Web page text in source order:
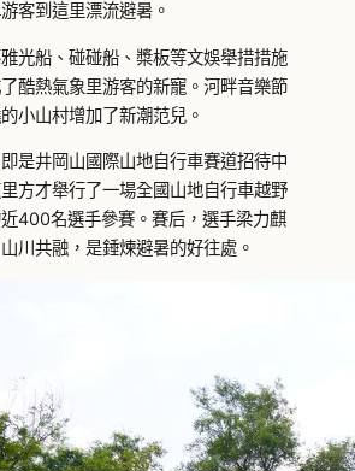
客到這里漂流避暑。
光船、碰碰船、槳板等文娛舉措措施
酷熱氣象里游客的新寵。河畔音樂節
小山村增加了新潮范兒。
是井岡山國際山地自行車賽道招待中
方才舉行了一場全國山地自行車越野
400名選手參賽。賽后，選手梁力麒
川共融，是錘煉避暑的好往處。